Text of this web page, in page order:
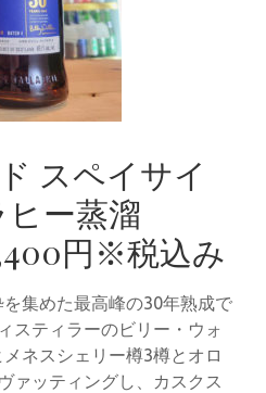
スペイサイ
ー蒸溜
円※税込み
集めた最高峰の30年熟成で
スティラーのビリー・ウォ
ネスシェリー樽3樽とオロ
ァッティングし、カスクス